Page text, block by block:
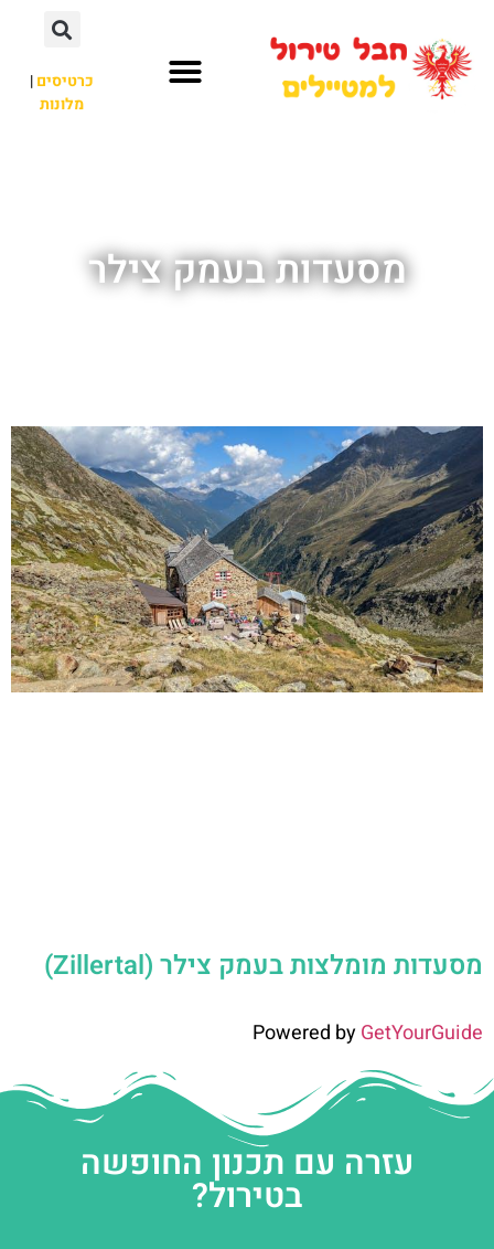
כרטיסים|
מלונות
מסעדות בעמק צילר
מסעדות מומלצות בעמק צילר (Zillertal)
Powered byGetYourGuide
עזרה עם תכנון החופשה
בטירול?